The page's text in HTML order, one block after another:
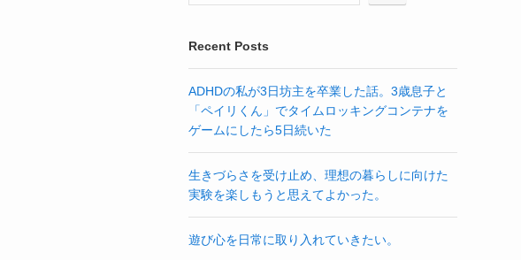
Recent Posts
ADHDの私が3日坊主を卒業した話。3歳息子と
「ペイリくん」でタイムロッキングコンテナを
ゲームにしたら5日続いた
生きづらさを受け止め、理想の暮らしに向けた
実験を楽しもうと思えてよかった。
遊び心を日常に取り入れていきたい。